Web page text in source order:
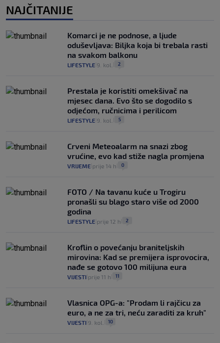
NAJČITANIJE
Komarci je ne podnose, a ljude
oduševljava: Biljka koja bi trebala rasti
na svakom balkonu
LIFESTYLE 9. kol. 2
Prestala je koristiti omekšivač na
mjesec dana. Evo što se dogodilo s
odjećom, ručnicima i perilicom
LIFESTYLE 9. kol. 5
Crveni Meteoalarm na snazi zbog
vrućine, evo kad stiže nagla promjena
VRIJEME prije 14 h 0
FOTO / Na tavanu kuće u Trogiru
pronašli su blago staro više od 2000
godina
LIFESTYLE prije 12 h 2
Kroflin o povećanju braniteljskih
mirovina: Kad se premijera isprovocira,
nađe se gotovo 100 milijuna eura
VIJESTI prije 11 h 11
Vlasnica OPG-a: "Prodam li rajčicu za
euro, a ne za tri, neću zaraditi za kruh"
VIJESTI 9. kol. 10